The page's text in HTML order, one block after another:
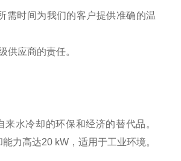
时间为我们的客户提供准确的温
应商的责任。
水冷却的环保和经济的替代品。
力高达20 kW，适用于工业环境。